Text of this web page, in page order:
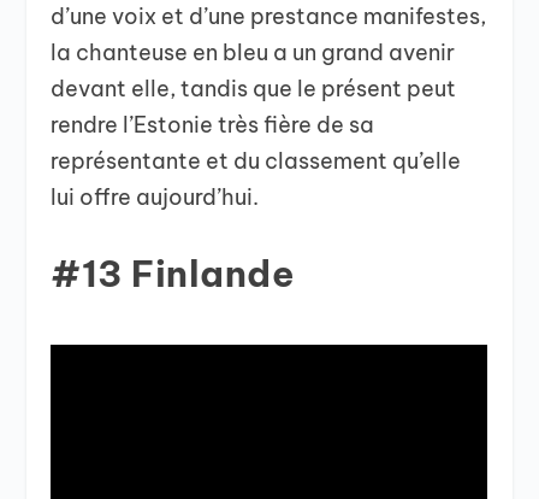
d’une voix et d’une prestance manifestes,
la chanteuse en bleu a un grand avenir
devant elle, tandis que le présent peut
rendre l’Estonie très fière de sa
représentante et du classement qu’elle
lui offre aujourd’hui.
#13 Finlande